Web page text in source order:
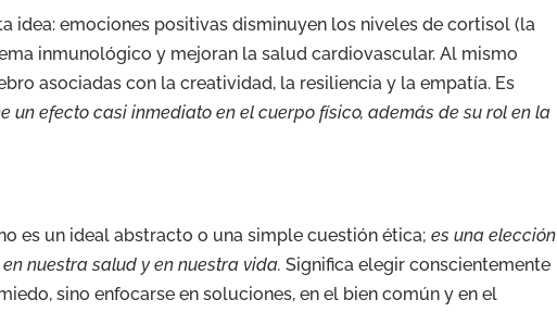
idea: emociones positivas disminuyen los niveles de cortisol (la
inmunológico y mejoran la salud cardiovascular. Al mismo
asociadas con la creatividad, la resiliencia y la empatía. Es
un efecto casi inmediato en el cuerpo físico, además de su rol en la
es un ideal abstracto o una simple cuestión ética;es una elección
nuestra salud y en nuestra vida. Significa elegir conscientemente
sino enfocarse en soluciones, en el bien común y en el